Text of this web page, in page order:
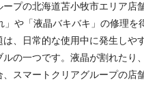
ープの北海道苫小牧市エリア店
」や「液晶バキバキ」の修理を
は、日常的な使用中に発生しや
の一つです。液晶が割れたり
スマートクリアグループの店